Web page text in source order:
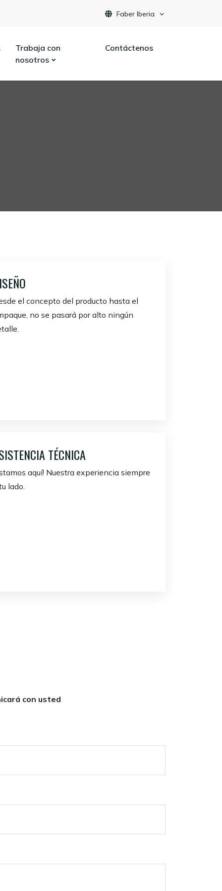
Faber Iberia
Trabaja con
nosotros
Contáctenos
el concepto del producto hasta el
no se pasará por alto ningún
TÉCNICA
aquí! Nuestra experiencia siempre
lado.
con usted